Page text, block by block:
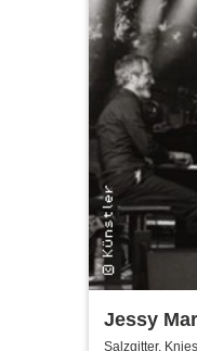
Jessy
Salzgitter,